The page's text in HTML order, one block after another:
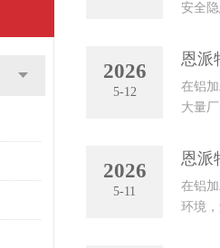
安全
2026
5-12
恩派
在铝
大量
2026
5-11
恩派
在铝
环境